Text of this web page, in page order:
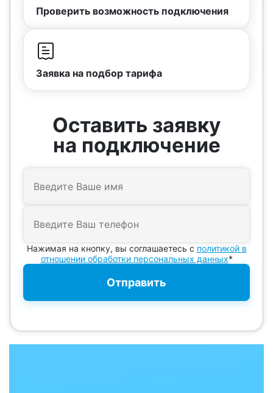
Проверить возможность подключения
Заявка на подбор тарифа
Оставить заявку
на подключение
Нажимая на кнопку, вы соглашаетесь с политикой в
отношении обработки персональных данных*